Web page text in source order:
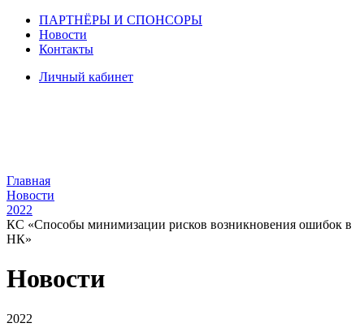
ПАРТНЁРЫ И СПОНСОРЫ
Новости
Контакты
Личный кабинет
Главная
Новости
2022
КС «Способы минимизации рисков возникновения ошибок в
НК»
Новости
2022